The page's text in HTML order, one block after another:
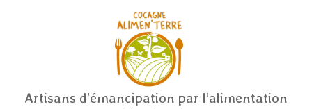
Artisans d’émancipation par l’alimentation